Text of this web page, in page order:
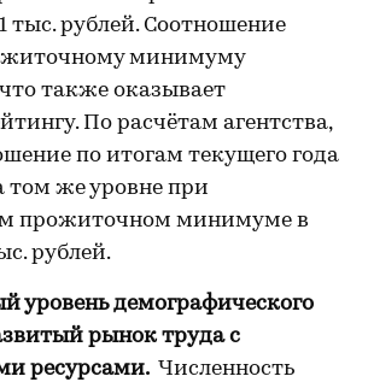
тыс. рублей. Соотношение
минимуму
что также оказывает
По расчётам агентства,
по итогам текущего года
том же уровне при
прожиточном минимуме в
рублей.
уровень демографического
рынок труда с
ресурсами. Численность